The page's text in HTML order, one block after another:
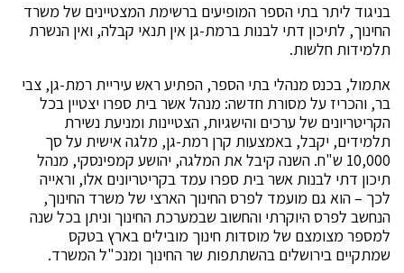
בניגוד ליתר בתי הספר המופיעים ברשימת המצטיינים של משרד
החינוך, לתיכון דתי לבנות ברמת-גן אין תנאי קבלה, ואין הנשרת
תלמידות חלשות.
אתמול, בכנס מנהלי בתי הספר, הפתיע ראש עיריית רמת-גן, צבי
בר, והכריז על מסורת חדשה: מנהל אשר בית ספרו יצטיין בכל
הקריטריונים של ערכים והישגיות, הצטיינות ומניעת נשירת
תלמידים, יקבל, באמצעות קרן רמת-גן, מלגה אישית על סך
10,000 ש"ח. השנה קיבל את המלגה, יהושע קמפינסקי, מנהל
תיכון דתי לבנות אשר בית ספרו עמד בקריטריונים אלו, וראייה
לכך – הוא גם מועמד לפרס החינוך הארצי של משרד החינוך,
הנחשב לפרס היוקרתי והחשוב שבמערכת החינוך וניתן בכל שנה
למספר מצומצם של מוסדות חינוך מובילים בארץ בטקס
שמתקיים בירושלים בהשתתפות שר החינוך ומנכ"ל המשרד.